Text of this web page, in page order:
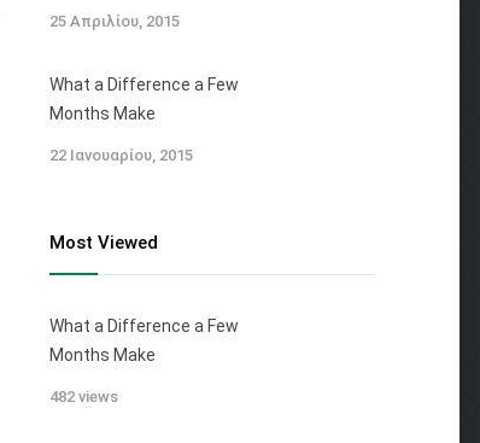
25 Απριλίου, 2015
What a Difference a Few
Months Make
22 Ιανουαρίου, 2015
Most Viewed
What a Difference a Few
Months Make
482 views